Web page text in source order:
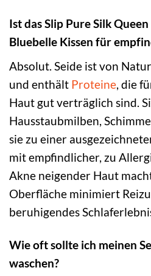
Ist das Slip Pure Silk
Bluebelle Kissen für
Absolut. Seide ist von
und enthält Proteine , die
Haut gut verträglich sind.
Hausstaubmilben,
sie zu einer
mit empfindlicher, zu
Akne neigender Haut
Oberfläche minimiert
beruhigendes
Wie oft sollte ich meinen
waschen?